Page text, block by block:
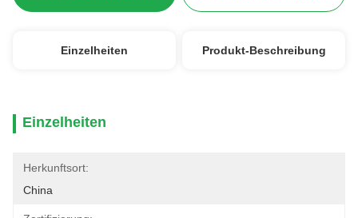
Einzelheiten Produkt-Beschreibung
Einzelheiten
Herkunftsort:
China